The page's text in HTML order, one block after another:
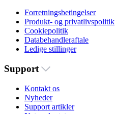
Forretningsbetingelser
Produkt- og privatlivspolitik
Cookiepolitik
Databehandleraftale
Ledige stillinger
Support
Kontakt os
Nyheder
Support artikler